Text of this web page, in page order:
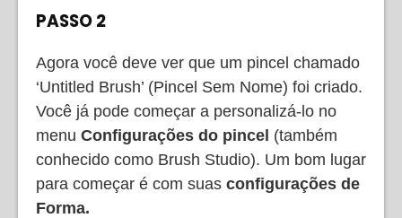
PASSO 2
Agora você deve ver que um pincel chamado
‘Untitled Brush’ (Pincel Sem Nome) foi criado.
Você já pode começar a personalizá-lo no
menu Configurações do pincel (também
conhecido como Brush Studio). Um bom lugar
para começar é com suas configurações de
Forma.